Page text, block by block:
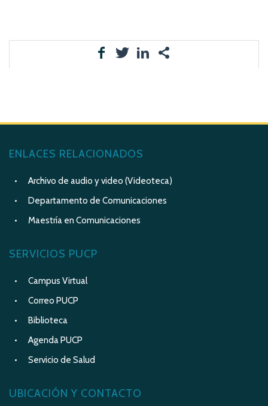
ENLACES RELACIONADOS
Archivo de audio y video (Videoteca)
Departamento de Comunicaciones
Maestría en Comunicaciones
SERVICIOS PUCP
Campus Virtual
Correo PUCP
Biblioteca
Agenda PUCP
Servicio de Salud
UBICACIÓN Y CONTACTO